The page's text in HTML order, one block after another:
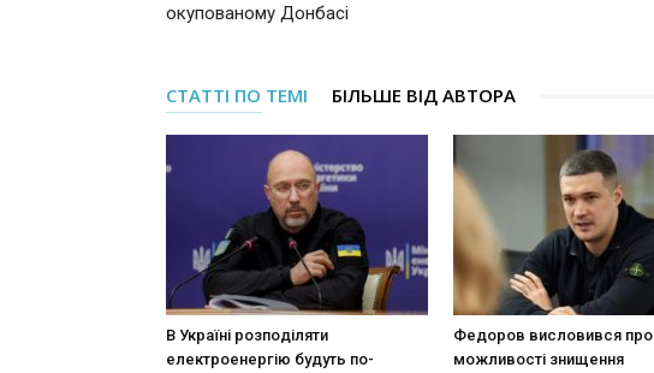
окупованому Донбасі
СТАТТІ ПО ТЕМІ БІЛЬШЕ ВІД АВТОРА
В Україні розподіляти
електроенергію будуть по-
Федоров висловився про
можливості знищення